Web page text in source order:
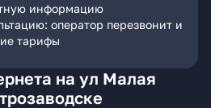
информацию
оператор перезвонит и
тарифы
на ул Малая